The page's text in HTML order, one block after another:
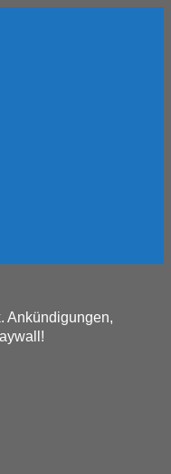
Ankündigungen,